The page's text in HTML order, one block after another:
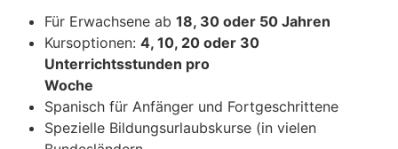
Für Erwachsene ab 18, 30 oder 50 Jahren
Kursoptionen: 4, 10, 20 oder 30
Unterrichtsstunden pro
Woche
Spanisch für Anfänger und Fortgeschrittene
Spezielle Bildungsurlaubskurse (in vielen